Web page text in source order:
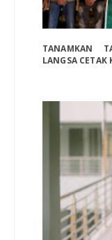
TANAMKAN
LANGSA CETAK